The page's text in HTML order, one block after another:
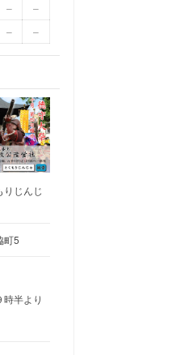
–
–
– –
りじんじ
町5
半より